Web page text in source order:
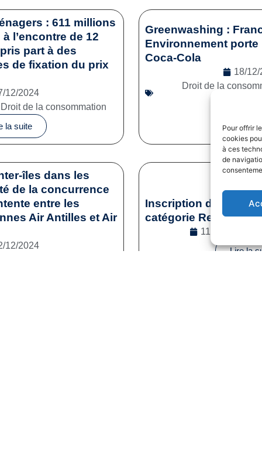
Pour offrir
cookies
à ces
de
: 611 millions
à l’encontre de 12
part à des
de fixation du prix
12/2024
Droit de la consommation
la suite
Greenwashing :
Environnement
Coca-Cola
18/
Droit de la
îles dans les
de la concurrence
entre les
Air Antilles et Air
12/2024
Inscription des
catégorie
11/12/2024
Lire la